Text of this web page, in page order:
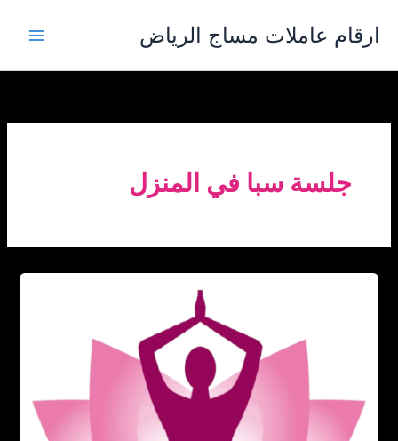
المحتوى
ارقام عاملات مساج الرياض
جلسة سبا في المنزل